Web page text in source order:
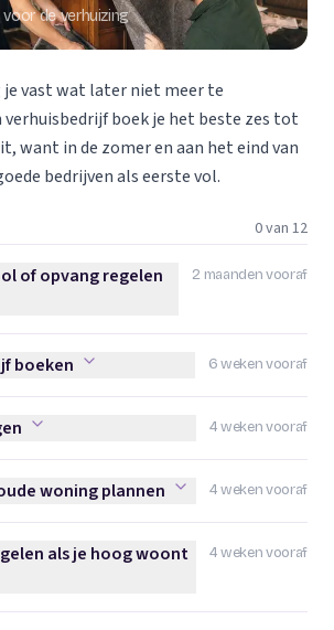
de verhuizing
je vast wat later niet meer te
verhuisbedrijf boek je het beste zes tot
want in de zomer en aan het eind van
bedrijven als eerste vol.
0 van 12
2 maanden vooraf
opvang regelen afvinken
of opvang regelen
6 weken vooraf
afvinken
boeken
4 weken vooraf
4 weken vooraf
plannen afvinken
woning plannen
4 weken vooraf
als je hoog woont afvinken
als je hoog woont